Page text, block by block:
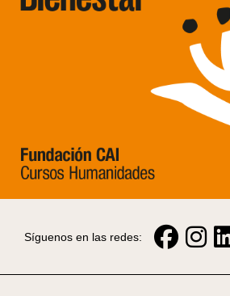
Síguenos en las redes: